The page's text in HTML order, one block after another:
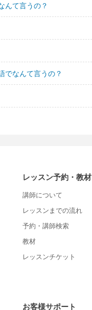
んて言うの？
でなんて言うの？
レッスン予約・教材
講師について
レッスンまでの流れ
予約・講師検索
教材
レッスンチケット
お客様サポート